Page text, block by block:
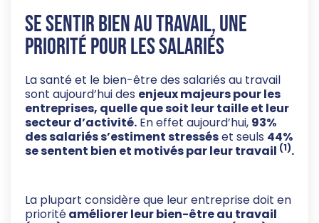
Se sentir bien au travail, une
priorité pour les salariés
La santé et le bien-être des salariés au travail
sont aujourd’hui des enjeux majeurs pour les
entreprises, quelle que soit leur taille et leur
secteur d’activité. En effet aujourd’hui, 93%
des salariés s’estiment stresséset seuls 44%
se sentent bien et motivés par leur travail (1).
La plupart considère que leur entreprise doit en
prioritéaméliorer leur bien-être au travail